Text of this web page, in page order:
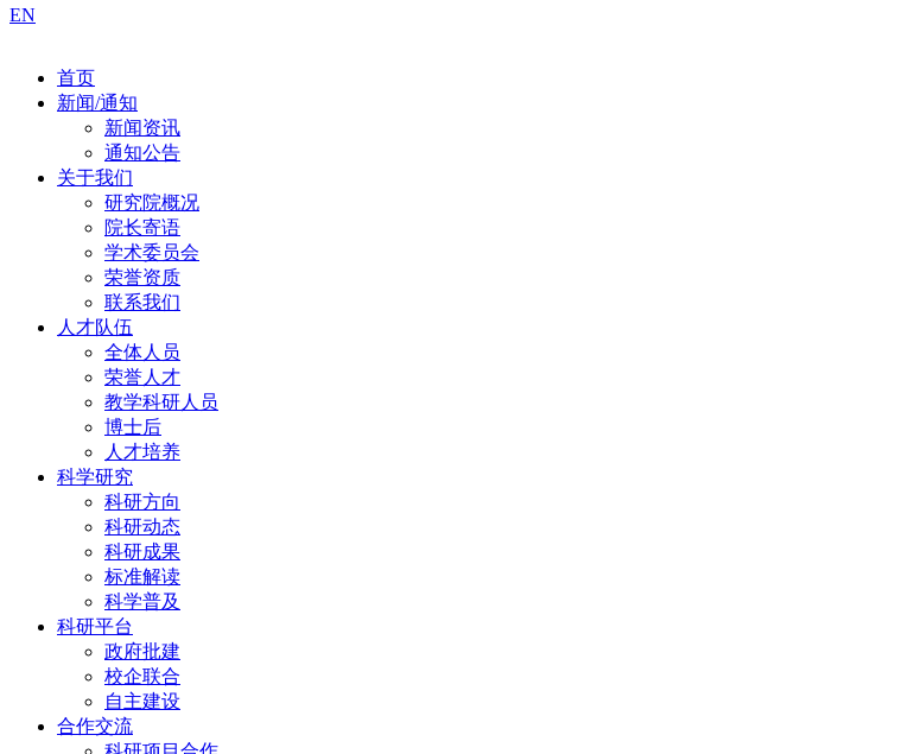
EN
首页
新闻/通知
新闻资讯
通知公告
关于我们
研究院概况
院长寄语
学术委员会
荣誉资质
联系我们
人才队伍
全体人员
荣誉人才
教学科研人员
博士后
人才培养
科学研究
科研方向
科研动态
科研成果
标准解读
科学普及
科研平台
政府批建
校企联合
自主建设
合作交流